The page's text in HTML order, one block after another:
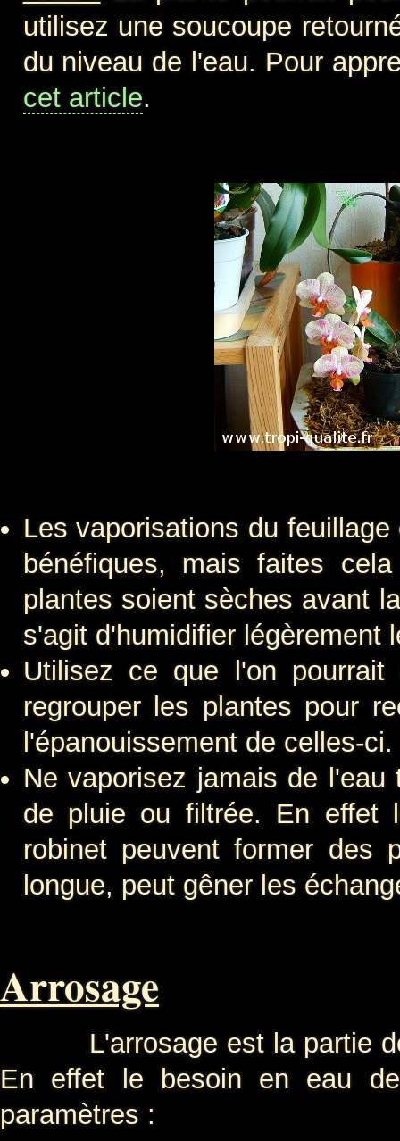
utilisez une soucoupe
du niveau de l'eau. Pour
cet article.
Les vaporisations du
bénéfiques, mais faites
plantes soient sèches avant
s'agit d'humidifier légèrement
Utilisez ce que l'on pourrait
regrouper les plantes pour
l'épanouissement de celles-ci.
Ne vaporisez jamais de
de pluie ou filtrée. En effet
robinet peuvent former
longue, peut gêner les
Arrosage
L'arrosage est la partie
En effet le besoin en eau
paramètres :